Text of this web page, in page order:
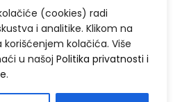
(cookies) radi
i analitike. Klikom na
kolačića. Više
u našoj Politika privatnosti i
.